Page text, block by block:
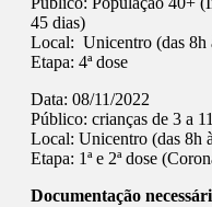
45 dias)
Local: Unicentro (das 8h
Etapa: 4ª dose
Data: 08/11/2022
Público: crianças de 3 a
Local: Unicentro (das 8h
Etapa: 1ª e 2ª dose
Documentação